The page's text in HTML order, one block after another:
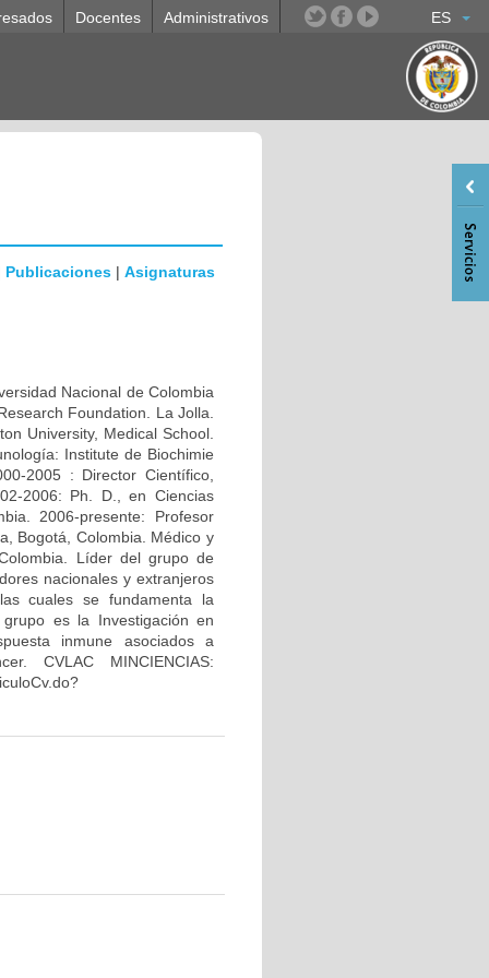
ES
Docentes Administrativos
Publicaciones | Asignaturas
Nacional de Colombia
Foundation. La Jolla.
University, Medical School.
Institute de Biochimie
2005 : Director Científico,
2006: Ph. D., en Ciencias
2006-presente: Profesor
Bogotá, Colombia. Médico y
Líder del grupo de
nacionales y extranjeros
cuales se fundamenta la
es la Investigación en
inmune asociados a
CVLAC MINCIENCIAS: